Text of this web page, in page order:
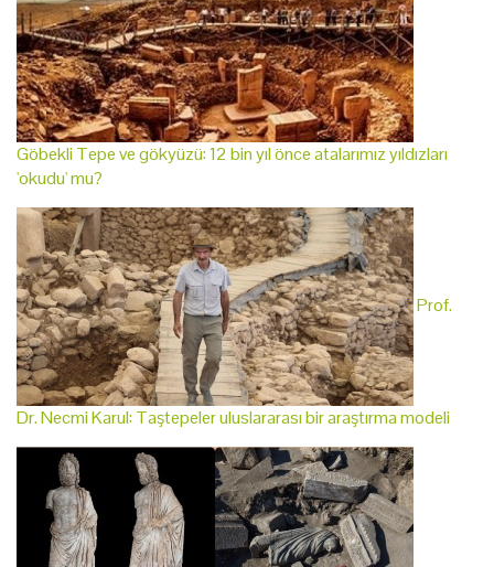
Göbekli Tepe ve gökyüzü: 12 bin yıl önce atalarımız yıldızları
'okudu' mu?
Prof.
Dr. Necmi Karul: Taştepeler uluslararası bir araştırma modeli